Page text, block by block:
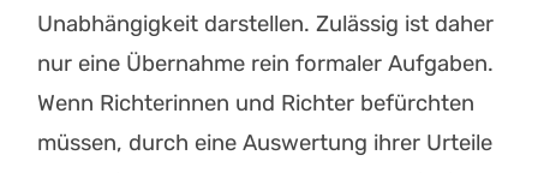
Unabhängigkeit darstellen. Zulässig ist daher
nur eine Übernahme rein formaler Aufgaben.
Wenn Richterinnen und Richter befürchten
müssen, durch eine Auswertung ihrer Urteile